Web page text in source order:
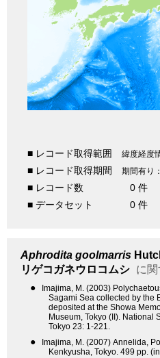
■ レコード取得範囲 緯度経度
■ レコード取得期間 期間有り：
■ レコード数
0 件
■ データセット
0 件
Aphrodita goolmarris
リゲコガネウロコムシ に
●
Imajima, M. (2003)
Sagami Sea collected by the
deposited at the Showa
Museum, Tokyo (II). National
Tokyo 23: 1-221.
●
Imajima, M. (2007) Annelida,
Kenkyusha, Tokyo. 499 pp.